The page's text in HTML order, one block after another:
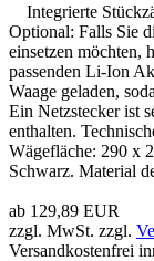
Integrierte
Optional: Falls Sie
einsetzen möchten,
passenden Li-Ion
Waage geladen,
Ein Netzstecker ist
enthalten.
Wägefläche: 290 x
Schwarz. Material
ab 129,89 EUR
zzgl. MwSt. zzgl.
Versandkostenfrei